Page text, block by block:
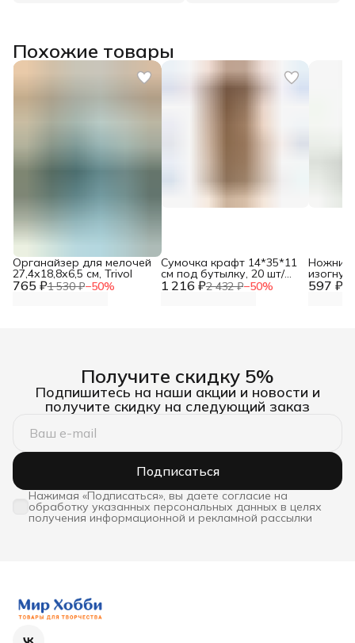
Похожие товары
765 ₽1 530 ₽−50%
Органайзер для мелочей
27,4х18,8х6,5 см, Trivol
1 216 ₽2 432 ₽−50%
Сумочка крафт 14*35*11
см под бутылку, 20 шт/
упак, Айрис 597 ₽
Получите скидку 5%
Подпишитесь на наши акции и новости и
получите скидку на следующий заказ
Подписаться
Нажимая «Подписаться», вы даете согласие на
обработку указанных персональных данных в целях
получения информационной и рекламной рассылки